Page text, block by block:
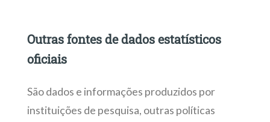
Outras fontes de dados estatísticos
oficiais
São dados e informações produzidos por
instituições de pesquisa, outras políticas